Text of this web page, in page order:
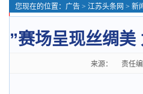
您现在的位置： 广告 > 江苏头条网 > 新
”赛场呈现丝绸美
来源： 责任编